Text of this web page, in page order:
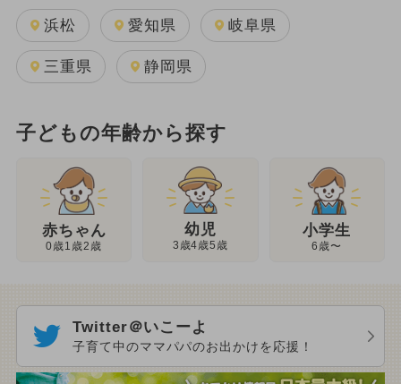
浜松 愛知県 岐阜県
三重県 静岡県
子どもの年齢から探す
赤ちゃん
0歳1歳2歳
幼児
3歳4歳5歳
小学生
6歳〜
Twitter＠いこーよ
子育て中のママパパのお出かけを応援！